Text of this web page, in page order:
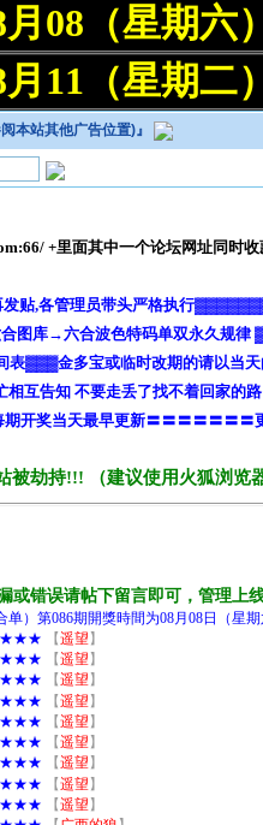
08（星期六）
11（星期二）
本站其他广告位置)』
或错误请帖下留言即可，管理上
单）第086期開獎時間为08月08日（星
【遥望 】
【遥望 】
【遥望 】
【遥望 】
【遥望 】
【遥望 】
【遥望 】
【遥望 】
【遥望 】